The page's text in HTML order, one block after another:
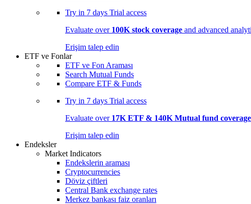
Try in 7 days Trial access
Evaluate over 100K stock coverage and advanced
Erişim talep edin
ETF ve Fonlar
ETF ve Fon Araması
Search Mutual Funds
Compare ETF & Funds
Try in 7 days Trial access
Evaluate over 17K ETF & 140K Mutual fund coverage
Erişim talep edin
Endeksler
Market Indicators
Endekslerin araması
Cryptocurrencies
Döviz çiftleri
Central Bank exchange rates
Merkez bankası faiz oranları